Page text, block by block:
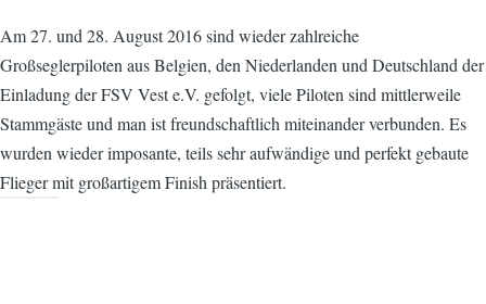
Am 27. und 28. August 2016 sind wieder zahlreiche
Großseglerpiloten aus Belgien, den Niederlanden und Deutschland der
Einladung der FSV Vest e.V. gefolgt, viele Piloten sind mittlerweile
Stammgäste und man ist freundschaftlich miteinander verbunden. Es
wurden wieder imposante, teils sehr aufwändige und perfekt gebaute
Flieger mit großartigem Finish präsentiert.